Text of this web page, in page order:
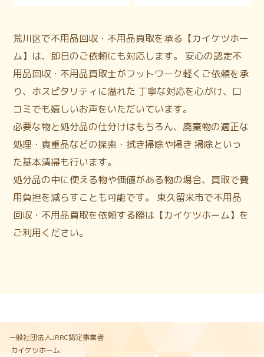
荒川区で不用品回収・不用品買取を承る【カイケツホー
ム】は、即日のご依頼にも対応します。 安心の認定不
用品回収・不用品買取士がフットワーク軽くご依頼を承
り、ホスピタリティに溢れた 丁寧な対応を心がけ、口
コミでも嬉しいお声をいただいています。
必要な物と処分品の仕分けはもちろん、廃棄物の適正な
処理・貴重品などの探索・拭き掃除や掃き 掃除といっ
た基本清掃も行います。
処分品の中に使える物や価値がある物の場合、買取で費
用負担を減らすことも可能です。 東久留米市で不用品
回収・不用品買取を依頼する際は【カイケツホーム】を
ご利用ください。
一般社団法人JRRC認定事業者
カイケツホーム